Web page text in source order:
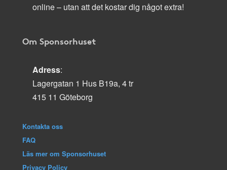
online – utan att det kostar dig något extra!
Om Sponsorhuset
Adress:
Lagergatan 1 Hus B19a, 4 tr
415 11 Göteborg
Kontakta oss
FAQ
Läs mer om Sponsorhuset
Privacy Policy